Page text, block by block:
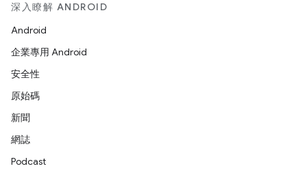
深入瞭解 ANDROID
Android
企業專用 Android
安全性
原始碼
新聞
網誌
Podcast